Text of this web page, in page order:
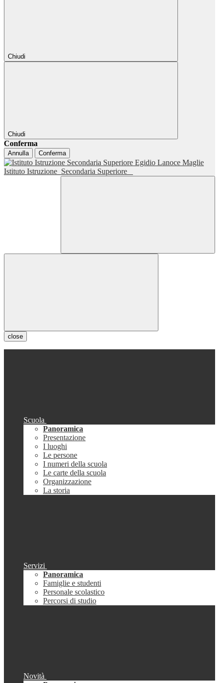
Chiudi
Chiudi
Conferma
Annulla Conferma
Istituto Istruzione Secondaria Superiore
close
Scuola
Panoramica
Presentazione
I luoghi
Le persone
I numeri della scuola
Le carte della scuola
Organizzazione
La storia
Servizi
Panoramica
Famiglie e studenti
Personale scolastico
Percorsi di studio
Novità